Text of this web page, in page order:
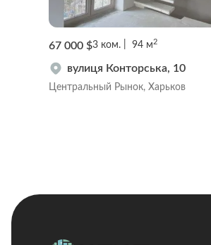
67 000 $3 ком. 94 м2
вулиця Конторська, 10
Центральный Рынок, Харьков